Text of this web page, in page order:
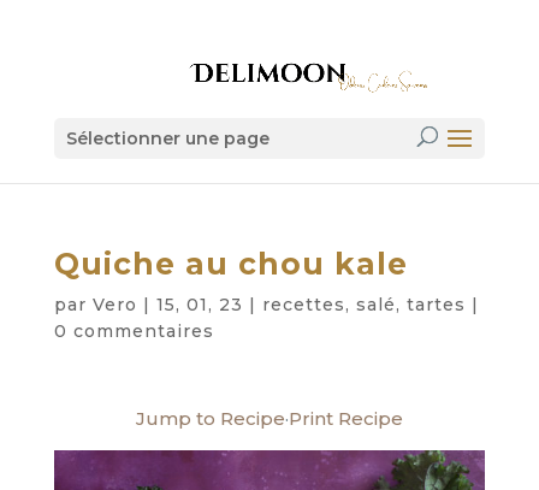
Sélectionner une page
Quiche au chou kale
par Vero | 15, 01, 23 | recettes, salé, tartes |
0 commentaires
Jump to Recipe·Print Recipe